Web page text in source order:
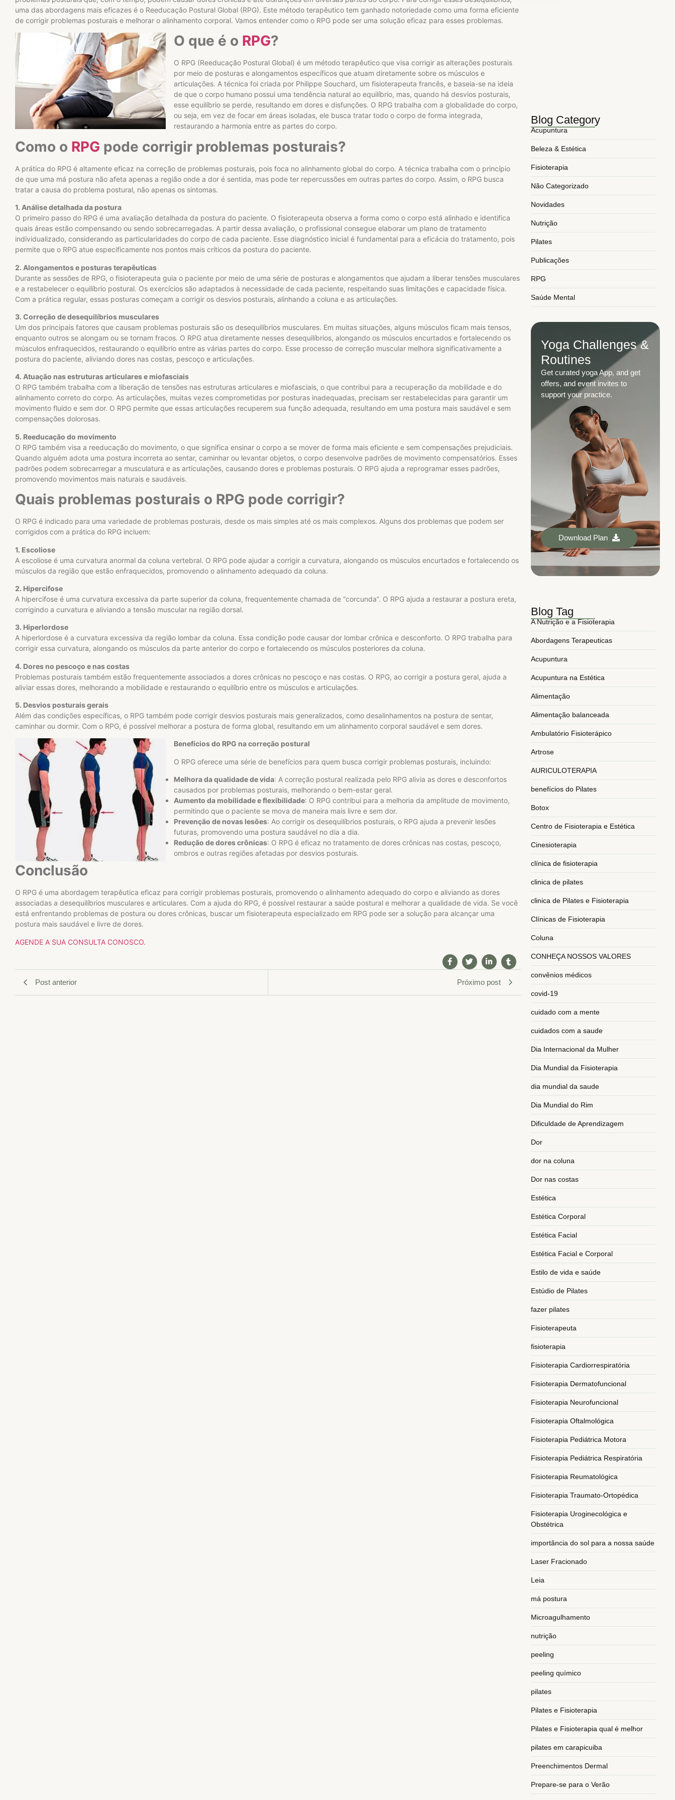
uma das abordagens mais eficazes é o Reeducação Postural Global (RPG). Este método terapêutico tem ganhado notoriedade como uma forma eficiente
de corrigir problemas posturais e melhorar o alinhamento corporal. Vamos entender como o RPG pode ser uma solução eficaz para esses problemas.
O que é o RPG?
O RPG (Reeducação Postural Global) é um método terapêutico que visa corrigir as alterações posturais
por meio de posturas e alongamentos específicos que atuam diretamente sobre os músculos e
articulações. A técnica foi criada por Philippe Souchard, um fisioterapeuta francês, e baseia-se na ideia
de que o corpo humano possui uma tendência natural ao equilíbrio, mas, quando há desvios posturais,
esse equilíbrio se perde, resultando em dores e disfunções. O RPG trabalha com a globalidade do corpo,
ou seja, em vez de focar em áreas isoladas, ele busca tratar todo o corpo de forma integrada,
restaurando a harmonia entre as partes do corpo.
Como o RPG pode corrigir problemas posturais?
A prática do RPG é altamente eficaz na correção de problemas posturais, pois foca no alinhamento global do corpo. A técnica trabalha com o princípio
de que uma má postura não afeta apenas a região onde a dor é sentida, mas pode ter repercussões em outras partes do corpo. Assim, o RPG busca
tratar a causa do problema postural, não apenas os sintomas.
1. Análise detalhada da postura
O primeiro passo do RPG é uma avaliação detalhada da postura do paciente. O fisioterapeuta observa a forma como o corpo está alinhado e identifica
quais áreas estão compensando ou sendo sobrecarregadas. A partir dessa avaliação, o profissional consegue elaborar um plano de tratamento
individualizado, considerando as particularidades do corpo de cada paciente. Esse diagnóstico inicial é fundamental para a eficácia do tratamento, pois
permite que o RPG atue especificamente nos pontos mais críticos da postura do paciente.
2. Alongamentos e posturas terapêuticas
Durante as sessões de RPG, o fisioterapeuta guia o paciente por meio de uma série de posturas e alongamentos que ajudam a liberar tensões musculares
e a restabelecer o equilíbrio postural. Os exercícios são adaptados à necessidade de cada paciente, respeitando suas limitações e capacidade física.
Com a prática regular, essas posturas começam a corrigir os desvios posturais, alinhando a coluna e as articulações.
3. Correção de desequilíbrios musculares
Um dos principais fatores que causam problemas posturais são os desequilíbrios musculares. Em muitas situações, alguns músculos ficam mais tensos,
enquanto outros se alongam ou se tornam fracos. O RPG atua diretamente nesses desequilíbrios, alongando os músculos encurtados e fortalecendo os
músculos enfraquecidos, restaurando o equilíbrio entre as várias partes do corpo. Esse processo de correção muscular melhora significativamente a
postura do paciente, aliviando dores nas costas, pescoço e articulações.
4. Atuação nas estruturas articulares e miofasciais
O RPG também trabalha com a liberação de tensões nas estruturas articulares e miofasciais, o que contribui para a recuperação da mobilidade e do
alinhamento correto do corpo. As articulações, muitas vezes comprometidas por posturas inadequadas, precisam ser restabelecidas para garantir um
movimento fluido e sem dor. O RPG permite que essas articulações recuperem sua função adequada, resultando em uma postura mais saudável e sem
compensações dolorosas.
5. Reeducação do movimento
O RPG também visa a reeducação do movimento, o que significa ensinar o corpo a se mover de forma mais eficiente e sem compensações prejudiciais.
Quando alguém adota uma postura incorreta ao sentar, caminhar ou levantar objetos, o corpo desenvolve padrões de movimento compensatórios. Esses
padrões podem sobrecarregar a musculatura e as articulações, causando dores e problemas posturais. O RPG ajuda a reprogramar esses padrões,
promovendo movimentos mais naturais e saudáveis.
Quais problemas posturais o RPG pode corrigir?
O RPG é indicado para uma variedade de problemas posturais, desde os mais simples até os mais complexos. Alguns dos problemas que podem ser
corrigidos com a prática do RPG incluem:
1. Escoliose
A escoliose é uma curvatura anormal da coluna vertebral. O RPG pode ajudar a corrigir a curvatura, alongando os músculos encurtados e fortalecendo os
músculos da região que estão enfraquecidos, promovendo o alinhamento adequado da coluna.
2. Hipercifose
A hipercifose é uma curvatura excessiva da parte superior da coluna, frequentemente chamada de “corcunda”. O RPG ajuda a restaurar a postura ereta,
corrigindo a curvatura e aliviando a tensão muscular na região dorsal.
3. Hiperlordose
A hiperlordose é a curvatura excessiva da região lombar da coluna. Essa condição pode causar dor lombar crônica e desconforto. O RPG trabalha para
corrigir essa curvatura, alongando os músculos da parte anterior do corpo e fortalecendo os músculos posteriores da coluna.
4. Dores no pescoço e nas costas
Problemas posturais também estão frequentemente associados a dores crônicas no pescoço e nas costas. O RPG, ao corrigir a postura geral, ajuda a
aliviar essas dores, melhorando a mobilidade e restaurando o equilíbrio entre os músculos e articulações.
5. Desvios posturais gerais
Além das condições específicas, o RPG também pode corrigir desvios posturais mais generalizados, como desalinhamentos na postura de sentar,
caminhar ou dormir. Com o RPG, é possível melhorar a postura de forma global, resultando em um alinhamento corporal saudável e sem dores.
Benefícios do RPG na correção postural
O RPG oferece uma série de benefícios para quem busca corrigir problemas posturais, incluindo:
Melhora da qualidade de vida: A correção postural realizada pelo RPG alivia as dores e desconfortos
causados por problemas posturais, melhorando o bem-estar geral.
Aumento da mobilidade e flexibilidade: O RPG contribui para a melhoria da amplitude de movimento,
permitindo que o paciente se mova de maneira mais livre e sem dor.
Prevenção de novas lesões: Ao corrigir os desequilíbrios posturais, o RPG ajuda a prevenir lesões
futuras, promovendo uma postura saudável no dia a dia.
Redução de dores crônicas: O RPG é eficaz no tratamento de dores crônicas nas costas, pescoço,
ombros e outras regiões afetadas por desvios posturais.
Conclusão
O RPG é uma abordagem terapêutica eficaz para corrigir problemas posturais, promovendo o alinhamento adequado do corpo e aliviando as dores
associadas a desequilíbrios musculares e articulares. Com a ajuda do RPG, é possível restaurar a saúde postural e melhorar a qualidade de vida. Se você
está enfrentando problemas de postura ou dores crônicas, buscar um fisioterapeuta especializado em RPG pode ser a solução para alcançar uma
postura mais saudável e livre de dores.
AGENDE A SUA CONSULTA CONOSCO.
Post anterior Próximo post
Blog Category
Acupuntura
Beleza & Estética
Fisioterapia
Não Categorizado
Novidades
Nutrição
Pilates
Publicações
RPG
Saúde Mental
Yoga Challenges &
Routines
Get curated yoga App, and get
offers, and event invites to
support your practice.
Download Plan
Blog Tag
A Nutrição e a Fisioterapia
Abordagens Terapeuticas
Acupuntura
Acupuntura na Estética
Alimentação
Alimentação balanceada
Ambulatório Fisioterápico
Artrose
AURICULOTERAPIA
benefícios do Pilates
Botox
Centro de Fisioterapia e Estética
Cinesioterapia
clínica de fisioterapia
clinica de pilates
clinica de Pilates e Fisioterapia
Clínicas de Fisioterapia
Coluna
CONHEÇA NOSSOS VALORES
convênios médicos
covid-19
cuidado com a mente
cuidados com a saude
Dia Internacional da Mulher
Dia Mundial da Fisioterapia
dia mundial da saude
Dia Mundial do Rim
Dificuldade de Aprendizagem
Dor
dor na coluna
Dor nas costas
Estética
Estética Corporal
Estética Facial
Estética Facial e Corporal
Estilo de vida e saúde
Estúdio de Pilates
fazer pilates
Fisioterapeuta
fisioterapia
Fisioterapia Cardiorrespiratória
Fisioterapia Dermatofuncional
Fisioterapia Neurofuncional
Fisioterapia Oftalmológica
Fisioterapia Pediátrica Motora
Fisioterapia Pediátrica Respiratória
Fisioterapia Reumatológica
Fisioterapia Traumato-Ortopédica
Fisioterapia Uroginecológica e
Obstétrica
importância do sol para a nossa saúde
Laser Fracionado
Leia
má postura
Microagulhamento
nutrição
peeling
peeling químico
pilates
Pilates e Fisioterapia
Pilates e Fisioterapia qual é melhor
pilates em carapicuiba
Preenchimentos Dermal
Prepare-se para o Verão